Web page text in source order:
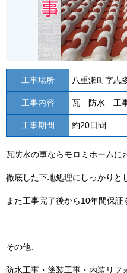
工事場所 八重瀬町字
工事内容 瓦 防水 工
工事期間 約20日間
瓦防水の事ならモロミホームに
徹底した下地処理にしっかりと
また工事完了後から10年間保証
その他、
防水工事・塗装工事・内装リフ